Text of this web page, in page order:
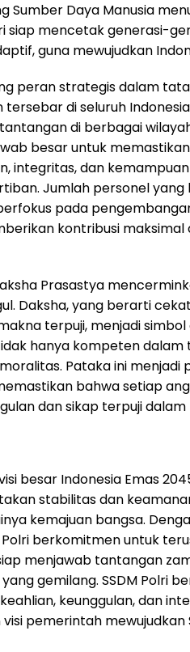
Sumber Daya Manusia
siap mencetak generasi-
guna mewujudkan
peran strategis dalam
tersebar di seluruh
di berbagai
besar untuk
integritas, dan
Jumlah personel
pada
kontribusi
Prasastya
Daksha, yang berarti
terpuji, menjadi
hanya kompeten dalam
Pataka ini
bahwa setiap
dan sikap terpuji
besar Indonesia Emas
stabilitas dan
kemajuan bangsa.
Polri berkomitmen untuk
menjawab tantangan
gemilang. SSDM Polri
keunggulan, dan
pemerintah mewujudkan